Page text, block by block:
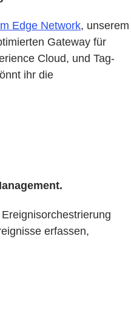
Edge Network, unserem
Gateway für
Cloud, und Tag-
ihr die
erfassen,